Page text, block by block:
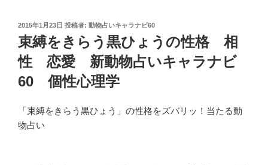
投
稿
日:
2015年1月23日 投稿者: 動物占いキャラナビ60
束縛をきらう黒ひょうの性格 相
性 恋愛 新動物占いキャラナビ
60 個性心理学
「束縛をきらう黒ひょう」の性格をズバリッ！当たる動
物占い